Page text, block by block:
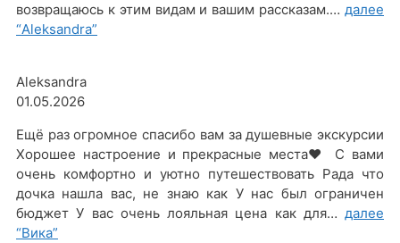
возвращаюсь к этим видам и вашим рассказам.… далее
“Aleksandra”
Aleksandra
01.05.2026
Ещё раз огромное спасибо вам за душевные экскурсии
Хорошее настроение и прекрасные места❤️ С вами
очень комфортно и уютно путешествовать Рада что
дочка нашла вас, не знаю как У нас был ограничен
бюджет У вас очень лояльная цена как для… далее
“Вика”